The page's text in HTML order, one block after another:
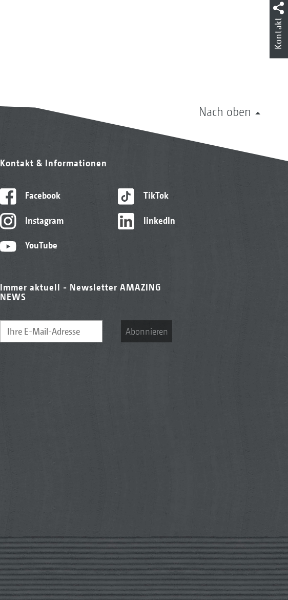
Nach oben
Kontakt & Informationen
Facebook
Instagram
YouTube
TikTok
linkedIn
Immer aktuell - Newsletter AMAZING
NEWS
Abonnieren
Kontakt